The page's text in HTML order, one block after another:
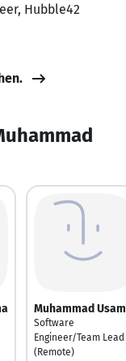
Hubble42
Muhammad
Software
Engineer/Team Lead
(Remote)